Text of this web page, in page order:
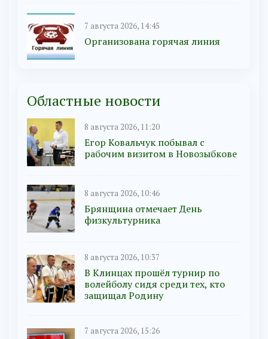
7 августа 2026, 14:45
Организована горячая линия
Областные новости
8 августа 2026, 11:20
Егор Ковальчук побывал с
рабочим визитом в Новозыбкове
8 августа 2026, 10:46
Брянщина отмечает День
физкультурника
8 августа 2026, 10:37
В Клинцах прошёл турнир по
волейболу сидя среди тех, кто
защищал Родину
7 августа 2026, 15:26